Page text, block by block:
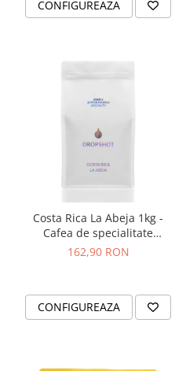
CONFIGUREAZA
Costa Rica La Abeja 1kg -
Cafea de specialitate
DROPSHOT
162,90 RON
CONFIGUREAZA